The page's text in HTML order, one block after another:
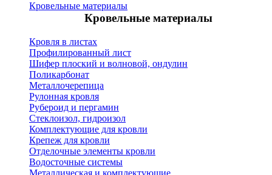
Кровельные материалы
Кровельные материалы
Кровля в листах
Профилированный лист
Шифер плоский и волновой, ондулин
Поликарбонат
Металлочерепица
Рулонная кровля
Рубероид и пергамин
Стеклоизол, гидроизол
Комплектующие для кровли
Крепеж для кровли
Отделочные элементы кровли
Водосточные системы
Металлическая и комплектующие